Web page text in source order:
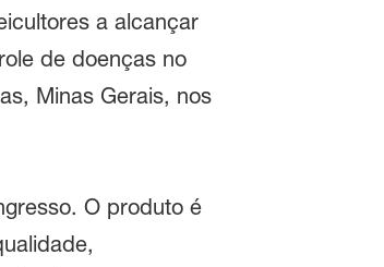
a alcançar
de doenças no
Minas Gerais, nos
O produto é